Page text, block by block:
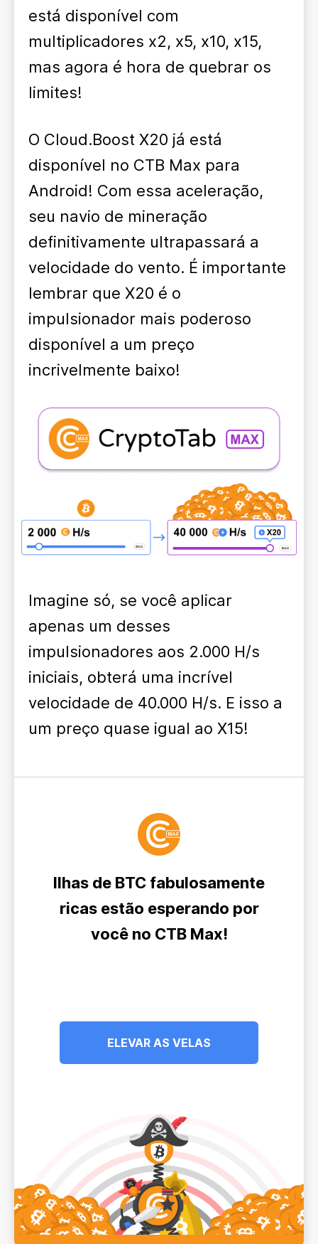
está disponível com
multiplicadores x2, x5, x10, x15,
mas agora é hora de quebrar os
limites!
O Cloud.Boost X20 já está
disponível no CTB Max para
Android! Com essa aceleração,
seu navio de mineração
definitivamente ultrapassará a
velocidade do vento. É importante
lembrar que X20 é o
impulsionador mais poderoso
disponível a um preço
incrivelmente baixo!
Imagine só, se você aplicar
apenas um desses
impulsionadores aos 2.000 H/s
iniciais, obterá uma incrível
velocidade de 40.000 H/s. E isso a
um preço quase igual ao X15!
Ilhas de BTC fabulosamente
ricas estão esperando por
você no CTB Max!
ELEVAR AS VELAS